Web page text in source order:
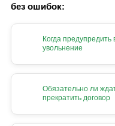
без ошибок:
Когда
увольнение
Обязательно ли
прекратить договор